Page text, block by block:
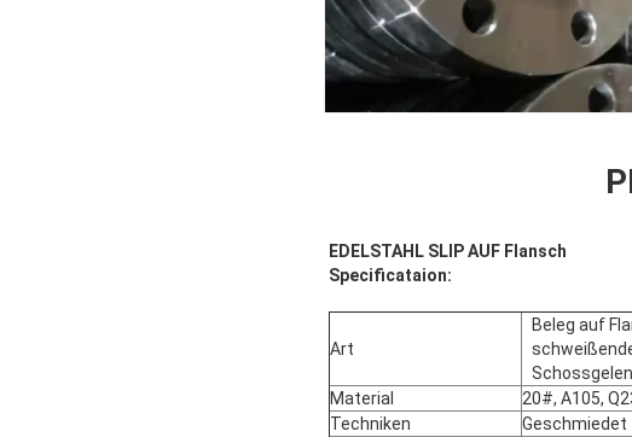
EDELSTAHL SLIP AUF Flansch
Specificataion:
Art
Beleg auf
Material
20#, A105,
Techniken
Geschmiedet